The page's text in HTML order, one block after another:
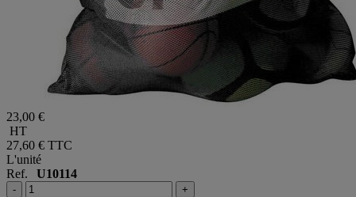
23,00 €
HT
27,60 € TTC
L'unité
Ref. U10114
- +